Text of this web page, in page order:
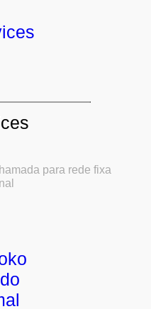
para rede fixa